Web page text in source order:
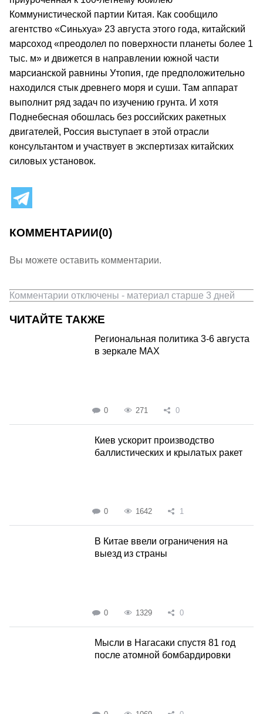
Коммунистической партии Китая. Как сообщило
агентство «Синьхуа» 23 августа этого года, китайский
марсоход «преодолел по поверхности планеты более 1
тыс. м» и движется в направлении южной части
марсианской равнины Утопия, где предположительно
находился стык древнего моря и суши. Там аппарат
выполнит ряд задач по изучению грунта. И хотя
Поднебесная обошлась без российских ракетных
двигателей, Россия выступает в этой отрасли
консультантом и участвует в экспертизах китайских
силовых установок.
КОММЕНТАРИИ(0)
Вы можете оставить комментарии.
Комментарии отключены - материал старше 3 дней
ЧИТАЙТЕ ТАКЖЕ
Региональная политика 3-6 августа
в зеркале MAX
0 271 0
Киев ускорит производство
баллистических и крылатых ракет
0 1642 1
В Китае ввели ограничения на
выезд из страны
0 1329 0
Мысли в Нагасаки спустя 81 год
после атомной бомбардировки